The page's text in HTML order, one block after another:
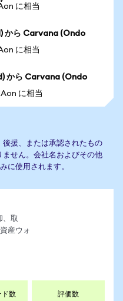
に相当
から Carvana (Ondo
に相当
から Carvana (Ondo
に相当
援、または承認されたもの
せん。会社名およびその他
に使用されます。
取
産ウォ
ド数 評価数